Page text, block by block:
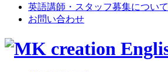
英語講師・スタッフ募集について
お問い合わせ